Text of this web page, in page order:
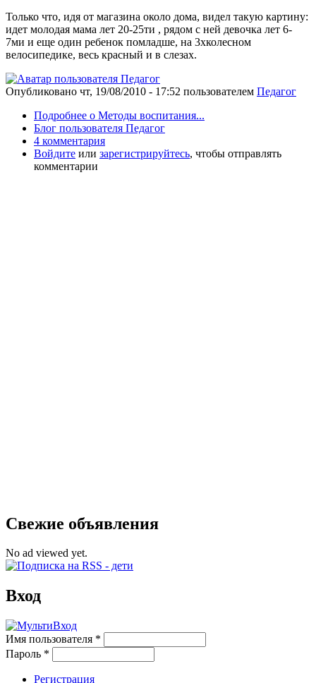
Только что, идя от магазина около дома, видел такую картину:
идет молодая мама лет 20-25ти , рядом с ней девочка лет 6-
7ми и еще один ребенок помладше, на 3хколесном
велосипедике, весь красный и в слезах.
Опубликовано чт, 19/08/2010 - 17:52 пользователем Педагог
Подробнее о Методы воспитания...
Блог пользователя Педагог
4 комментария
Войдите или зарегистрируйтесь, чтобы отправлять
комментарии
Свежие объявления
No ad viewed yet.
Вход
Имя пользователя *
Пароль *
Регистрация